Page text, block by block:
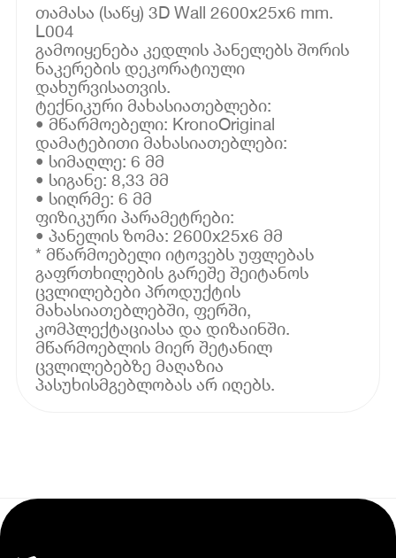
თამასა (საწყ) 3D Wall 2600x25x6 mm.
L004
გამოიყენება კედლის პანელებს შორის
ნაკერების დეკორატიული
დახურვისათვის.
ტექნიკური მახასიათებლები:
• მწარმოებელი: KronoOriginal
დამატებითი მახასიათებლები:
• სიმაღლე: 6 მმ
• სიგანე: 8,33 მმ
• სიღრმე: 6 მმ
ფიზიკური პარამეტრები:
• პანელის ზომა: 2600x25x6 მმ
* მწარმოებელი იტოვებს უფლებას
გაფრთხილების გარეშე შეიტანოს
ცვლილებები პროდუქტის
მახასიათებლებში, ფერში,
კომპლექტაციასა და დიზაინში.
მწარმოებლის მიერ შეტანილ
ცვლილებებზე მაღაზია
პასუხისმგებლობას არ იღებს.